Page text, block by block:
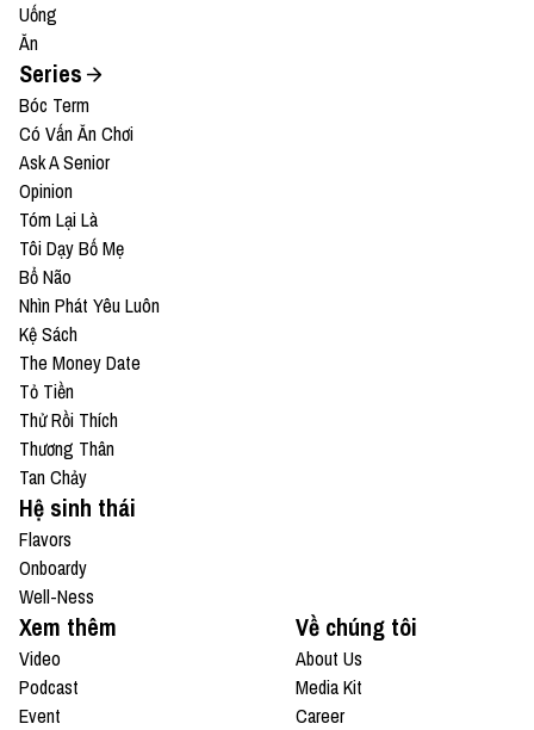
Uống
Ăn
Series
Bóc Term
Có Vấn Ăn Chơi
Ask A Senior
Opinion
Tóm Lại Là
Tôi Dạy Bố Mẹ
Bổ Não
Nhìn Phát Yêu Luôn
Kệ Sách
The Money Date
Tỏ Tiền
Thử Rồi Thích
Thương Thân
Tan Chảy
Hệ sinh thái
Flavors
Onboardy
Well-Ness
Xem thêm
Video
Podcast
Event
Về chúng tôi
About Us
Media Kit
Career